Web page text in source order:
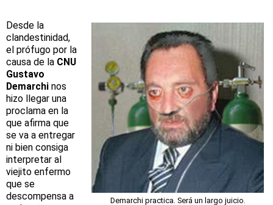
Demarchi practica. Será un largo juicio.
Desde la
clandestinidad,
el prófugo por la
causa de la CNU
Gustavo
Demarchi nos
hizo llegar una
proclama en la
que afirma que
se va a entregar
ni bien consiga
interpretar al
viejito enfermo
que se
descompensa a